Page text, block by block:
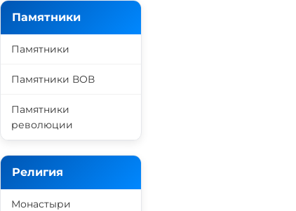
Памятники
Памятники
Памятники ВОВ
Памятники
революции
Религия
Монастыри